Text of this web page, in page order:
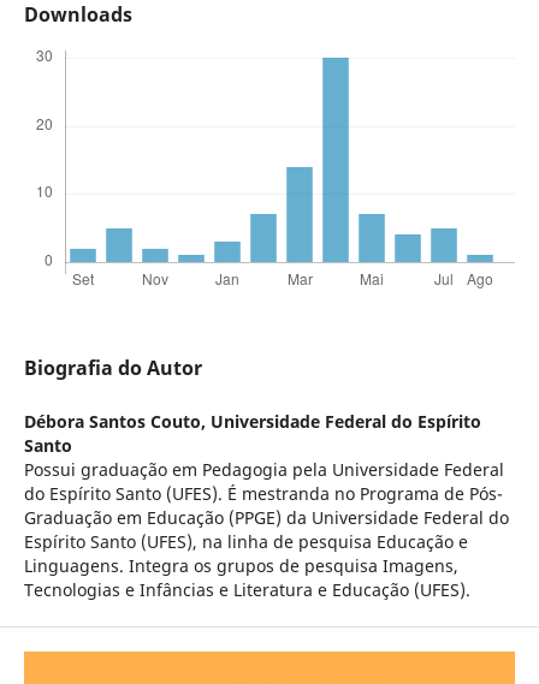
Downloads
Biografia do Autor
Débora Santos Couto, Universidade Federal do Espírito
Santo
Possui graduação em Pedagogia pela Universidade Federal
do Espírito Santo (UFES). É mestranda no Programa de Pós-
Graduação em Educação (PPGE) da Universidade Federal do
Espírito Santo (UFES), na linha de pesquisa Educação e
Linguagens. Integra os grupos de pesquisa Imagens,
Tecnologias e Infâncias e Literatura e Educação (UFES).